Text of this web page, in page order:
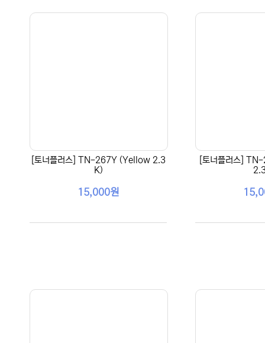
[토너플러스] TN-267Y (Yellow 2.3
K)
15,000원
[토너플러스]